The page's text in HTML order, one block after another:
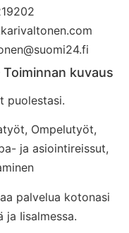
kuvaus
puolestasi.
Ompelutyöt,
ja asiointireissut,
palvelua kotonasi
ja Iisalmessa.